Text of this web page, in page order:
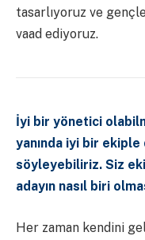
tasarlıyoruz ve
vaad ediyoruz.
İyi bir yönetici
yanında iyi bir ekiple
söyleyebiliriz. Siz
adayın nasıl biri
Her zaman kendini